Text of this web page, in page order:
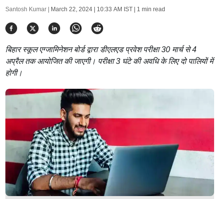
Santosh Kumar | March 22, 2024 | 10:33 AM IST| 1 min read
बिहार स्कूल एग्जामिनेशन बोर्ड द्वारा डीएलएड प्रवेश परीक्षा 30 मार्च से 4
अप्रैल तक आयोजित की जाएगी। परीक्षा 3 घंटे की अवधि के लिए दो पालियों में
होगी।